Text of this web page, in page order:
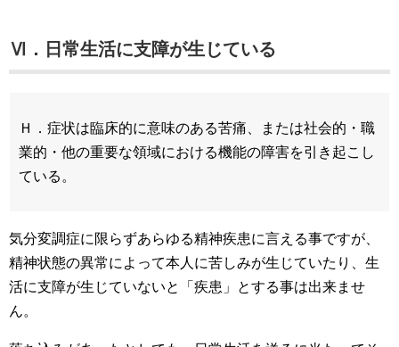
Ⅵ．日常生活に支障が生じている
Ｈ．症状は臨床的に意味のある苦痛、または社会的・職
業的・他の重要な領域における機能の障害を引き起こし
ている。
気分変調症に限らずあらゆる精神疾患に言える事ですが、
精神状態の異常によって本人に苦しみが生じていたり、生
活に支障が生じていないと「疾患」とする事は出来ませ
ん。